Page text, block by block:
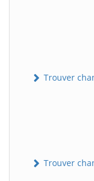
Trouver
Trouver